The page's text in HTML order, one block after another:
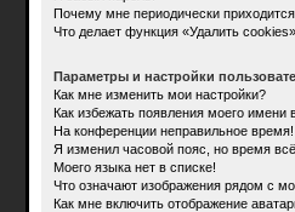
Почему мне периодически
Что делает функция «Удалить
Параметры и настройки
Как мне изменить мои настройки?
Как избежать появления моего имени
На конференции неправильное время!
Я изменил часовой пояс, но время
Моего языка нет в списке!
Что означают изображения рядом с
Как мне включить отображение